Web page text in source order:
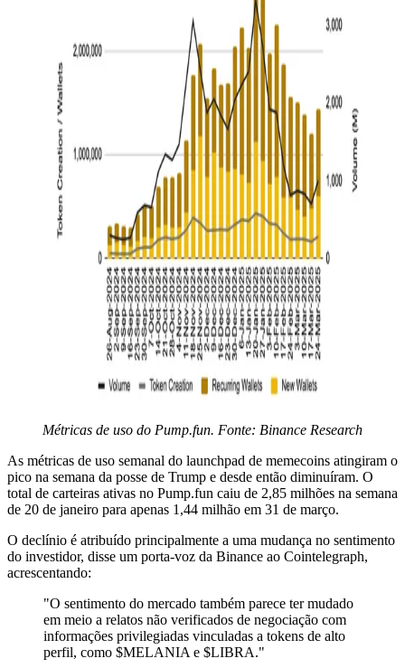
Métricas de uso do Pump.fun. Fonte: Binance Research
As métricas de uso semanal do launchpad de memecoins atingiram o
pico na semana da posse de Trump e desde então diminuíram. O
total de carteiras ativas no Pump.fun caiu de 2,85 milhões na semana
de 20 de janeiro para apenas 1,44 milhão em 31 de março.
O declínio é atribuído principalmente a uma mudança no sentimento
do investidor, disse um porta-voz da Binance ao Cointelegraph,
acrescentando:
"O sentimento do mercado também parece ter mudado
em meio a relatos não verificados de negociação com
informações privilegiadas vinculadas a tokens de alto
perfil, como $MELANIA e $LIBRA."